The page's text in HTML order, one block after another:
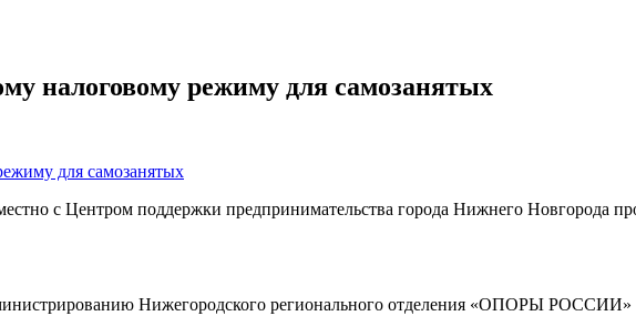
налоговому режиму для самозанятых
с Центром поддержки предпринимательства города Нижнего Новгорода
Нижегородского регионального отделения «ОПОРЫ РОССИИ»